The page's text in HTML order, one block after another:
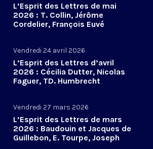
L’Esprit des Lettres de mai
2026 : T. Collin, Jérôme
Cordelier, François Euvé
Vendredi 24 avril 2026
L’Esprit des Lettres d’avril
2026 : Cécilia Dutter, Nicolas
Faguer, TD. Humbrecht
Vendredi 27 mars 2026
L’Esprit des Lettres de mars
2026 : Baudouin et Jacques de
Guillebon, E. Tourpe, Joseph